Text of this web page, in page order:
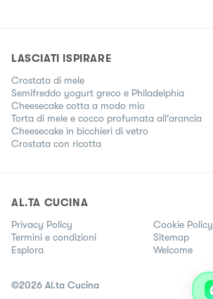
LASCIATI ISPIRARE
Crostata di mele
Semifreddo yogurt greco e Philadelphia
Cheesecake cotta a modo mio
Torta di mele e cocco profumata all'arancia
Cheesecake in bicchieri di vetro
Crostata con ricotta
AL.TA CUCINA
Privacy Policy
Cookie Policy
Termini e condizioni
Sitemap
Esplora
Welcome
©2026 Al.ta Cucina